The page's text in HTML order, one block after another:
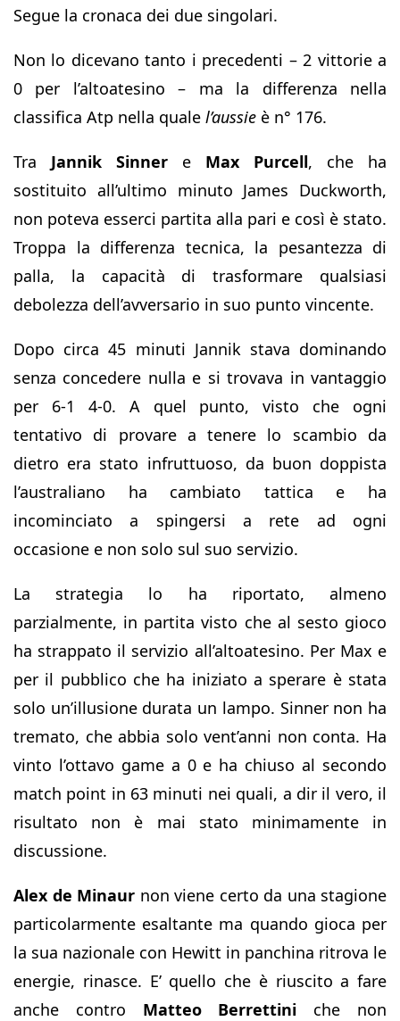
Segue la cronaca dei due singolari.
Non lo dicevano tanto i precedenti – 2 vittorie a
0 per l’altoatesino – ma la differenza nella
classifica Atp nella quale l’aussie è n° 176.
Tra Jannik Sinner e Max Purcell, che ha
sostituito all’ultimo minuto James Duckworth,
non poteva esserci partita alla pari e così è stato.
Troppa la differenza tecnica, la pesantezza di
palla, la capacità di trasformare qualsiasi
debolezza dell’avversario in suo punto vincente.
Dopo circa 45 minuti Jannik stava dominando
senza concedere nulla e si trovava in vantaggio
per 6-1 4-0. A quel punto, visto che ogni
tentativo di provare a tenere lo scambio da
dietro era stato infruttuoso, da buon doppista
l’australiano ha cambiato tattica e ha
incominciato a spingersi a rete ad ogni
occasione e non solo sul suo servizio.
La strategia lo ha riportato, almeno
parzialmente, in partita visto che al sesto gioco
ha strappato il servizio all’altoatesino. Per Max e
per il pubblico che ha iniziato a sperare è stata
solo un’illusione durata un lampo. Sinner non ha
tremato, che abbia solo vent’anni non conta. Ha
vinto l’ottavo game a 0 e ha chiuso al secondo
match point in 63 minuti nei quali, a dir il vero, il
risultato non è mai stato minimamente in
discussione.
Alex de Minaur non viene certo da una stagione
particolarmente esaltante ma quando gioca per
la sua nazionale con Hewitt in panchina ritrova le
energie, rinasce. E’ quello che è riuscito a fare
anche contro Matteo Berrettini che non